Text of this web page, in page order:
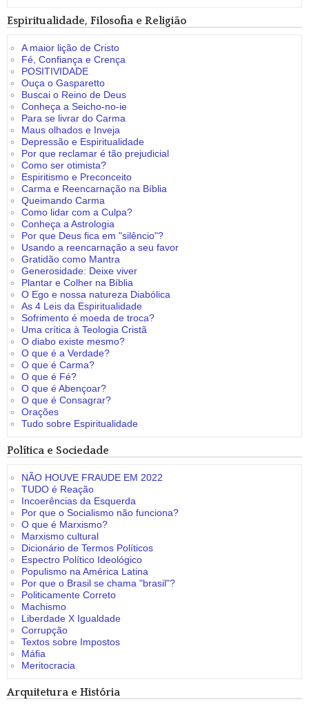
Espiritualidade, Filosofia e Religião
A maior lição de Cristo
Fé, Confiança e Crença
POSITIVIDADE
Ouça o Gasparetto
Buscai o Reino de Deus
Conheça a Seicho-no-ie
Para se livrar do Carma
Maus olhados e Inveja
Depressão e Espiritualidade
Por que reclamar é tão prejudicial
Como ser otimista?
Espiritismo e Preconceito
Carma e Reencarnação na Bíblia
Queimando Carma
Como lidar com a Culpa?
Conheça a Astrologia
Por que Deus fica em "silêncio"?
Usando a reencarnação a seu favor
Gratidão como Mantra
Generosidade: Deixe viver
Plantar e Colher na Bíblia
O Ego e nossa natureza Diabólica
As 4 Leis da Espiritualidade
Sofrimento é moeda de troca?
Uma crítica à Teologia Cristã
O diabo existe mesmo?
O que é a Verdade?
O que é Carma?
O que é Fé?
O que é Abençoar?
O que é Consagrar?
Orações
Tudo sobre Espiritualidade
Política e Sociedade
NÃO HOUVE FRAUDE EM 2022
TUDO é Reação
Incoerências da Esquerda
Por que o Socialismo não funciona?
O que é Marxismo?
Marxismo cultural
Dicionário de Termos Políticos
Espectro Político Ideológico
Populismo na América Latina
Por que o Brasil se chama "brasil"?
Politicamente Correto
Machismo
Liberdade X Igualdade
Corrupção
Textos sobre Impostos
Máfia
Meritocracia
Arquitetura e História